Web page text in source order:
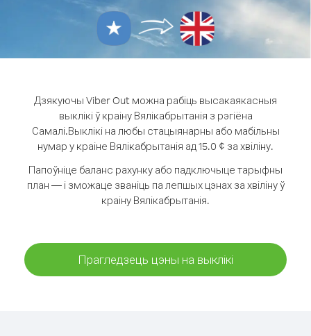
Дзякуючы Viber Out можна рабіць высакаякасныя
выклікі ў краіну Вялікабрытанія з рэгіёна
Самалі.Выклікі на любы стацыянарны або мабільны
нумар у краіне Вялікабрытанія ад 15.0 ¢ за хвіліну.
Папоўніце баланс рахунку або падключыце тарыфны
план — і зможаце званіць па лепшых цэнах за хвіліну ў
краіну Вялікабрытанія.
Прагледзець цэны на выклікі